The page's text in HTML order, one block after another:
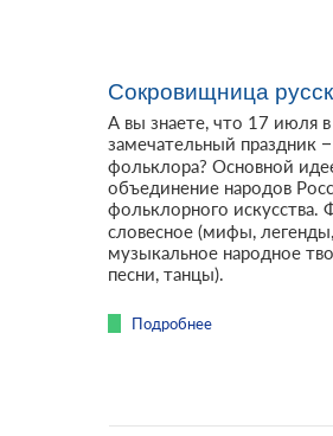
Сокровищница
А вы знаете, что 17 июля
замечательный праздник
фольклора? Основной
объединение народов
фольклорного искусства.
словесное (мифы,
музыкальное народное
песни, танцы).
Подробнее